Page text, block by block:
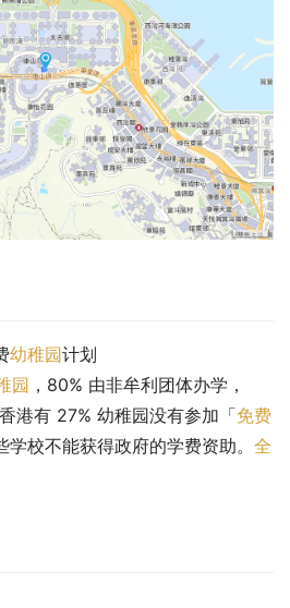
幼稚园计划
园 ，80% 由非牟利团体办学，
港有 27% 幼稚园没有参加「免费
学校不能获得政府的学费资助。 全